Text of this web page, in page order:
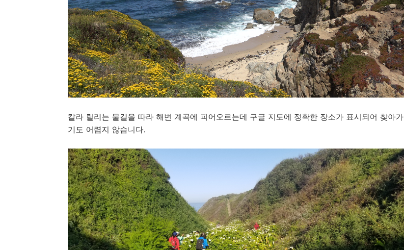
칼라 릴리는 물길을 따라 해변 계곡에 피어오르는데 구글 지도에 정확한 장소가 표시되어 찾아가
기도 어렵지 않습니다.